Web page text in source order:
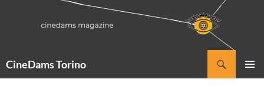
CineDams Torino